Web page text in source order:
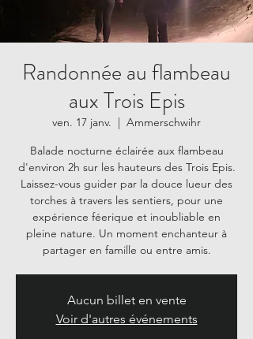
Randonnée au flambeau
aux Trois Epis
ven. 17 janv.
  |
Ammerschwihr
Balade nocturne éclairée aux flambeau
d'environ 2h sur les hauteurs des Trois Epis.
Laissez-vous guider par la douce lueur des
torches à travers les sentiers, pour une
expérience féerique et inoubliable en
pleine nature. Un moment enchanteur à
partager en famille ou entre amis.
Aucun billet en vente
Voir d'autres événements